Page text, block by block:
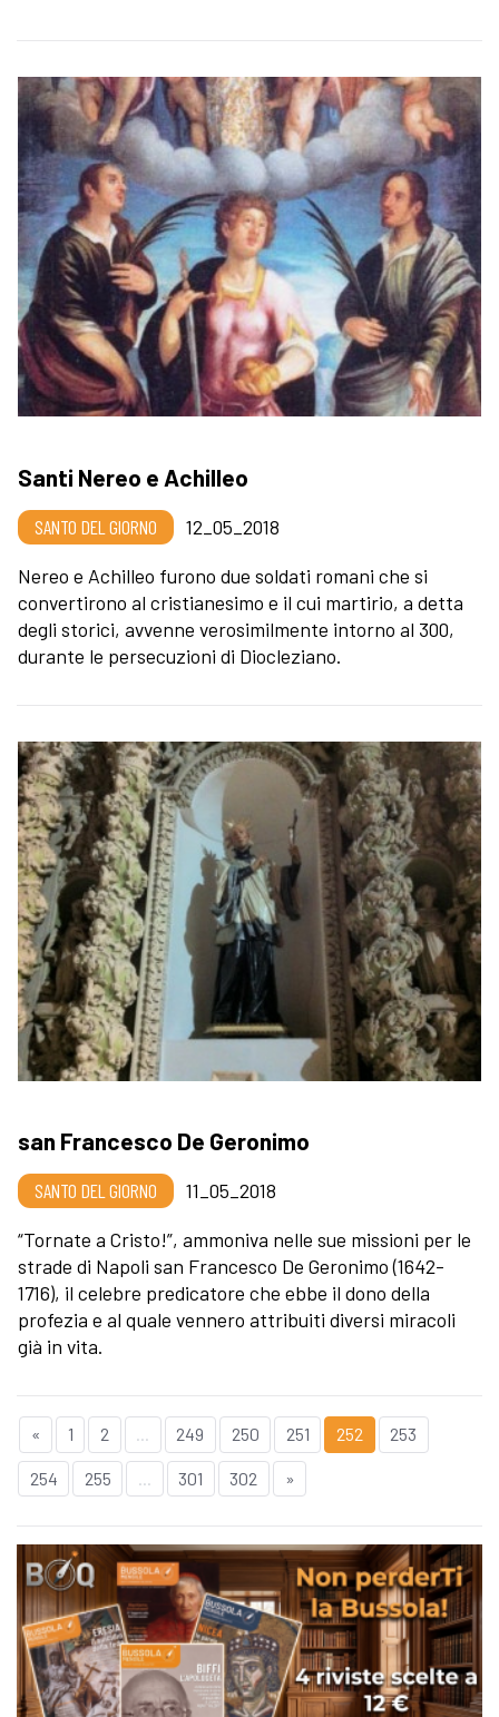
Santi Nereo e Achilleo
SANTO DEL GIORNO
12_05_2018
Nereo e Achilleo furono due soldati romani che si
convertirono al cristianesimo e il cui martirio, a detta
degli storici, avvenne verosimilmente intorno al 300,
durante le persecuzioni di Diocleziano.
san Francesco De Geronimo
SANTO DEL GIORNO
11_05_2018
“Tornate a Cristo!”, ammoniva nelle sue missioni per le
strade di Napoli san Francesco De Geronimo (1642-
1716), il celebre predicatore che ebbe il dono della
profezia e al quale vennero attribuiti diversi miracoli
già in vita.
« 1 2 ... 249 250 251 252 253
254 255 301 302 »